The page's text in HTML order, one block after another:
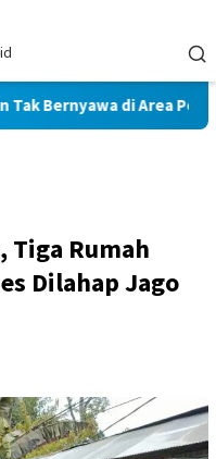
di Area
Tiga Rumah
Dilahap Jago